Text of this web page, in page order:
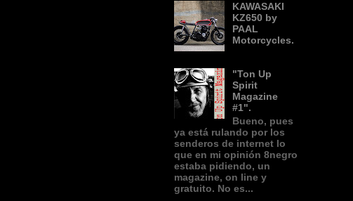
KAWASAKI
KZ650 by
PAAL
Motorcycles.
"Ton Up
Spirit
Magazine
#1".
Bueno, pues
ya está rulando por los
senderos de internet lo
que en mi opinión 8negro
estaba pidiendo, un
magazine, on line y
gratuito. No es...